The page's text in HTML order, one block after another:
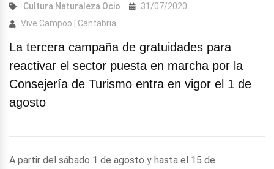
Cultura Naturaleza Ocio
31/07/2020
Vive Campoo | Cantabria
La tercera campaña de gratuidades para
reactivar el sector puesta en marcha por la
Consejería de Turismo entra en vigor el 1 de
agosto
A partir del sábado 1 de agosto y hasta el 15 de